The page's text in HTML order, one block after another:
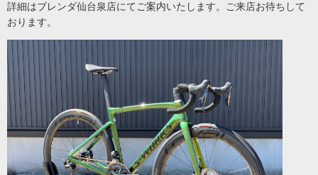
詳細はブレンダ仙台泉店にてご案内いたします。ご来店お待ちして
おります。